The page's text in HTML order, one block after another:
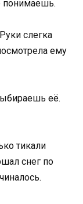
понимаешь.
слегка
ему
её.
тикали
снег по